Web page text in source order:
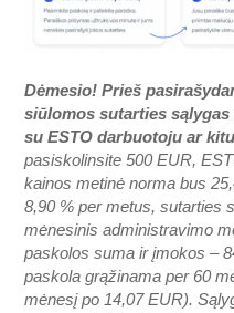
Dėmesio! Prieš
siūlomos sutarties
su ESTO darbuotoju ar
pasiskolinsite 500 EUR,
kainos metinė norma bus
8,90 % per metus, sutarties
mėnesinis administravimo
paskolos suma ir įmokos –
paskola grąžinama per 60
mėnesį po 14,07 EUR).